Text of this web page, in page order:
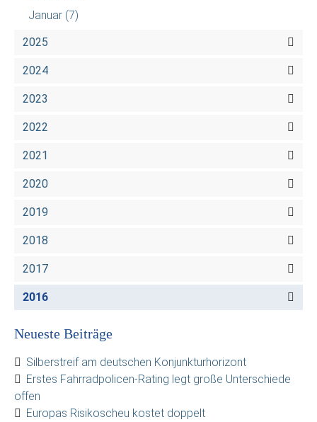
Januar (7)
2025
2024
2023
2022
2021
2020
2019
2018
2017
2016
Neueste Beiträge
Silberstreif am deutschen Konjunkturhorizont
Erstes Fahrradpolicen-Rating legt große Unterschiede
offen
Europas Risikoscheu kostet doppelt